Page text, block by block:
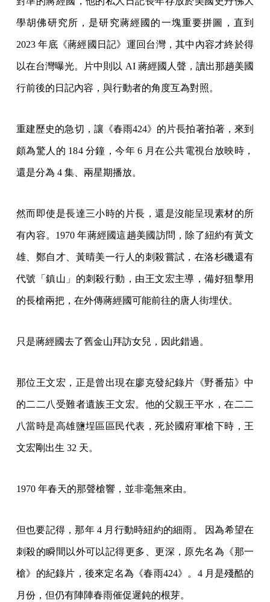
學胡佛研究所，是研究蔣經國的一塊重要拼圖，直到
2023 年底《蔣經國日記》運回台灣，其中內容才終於得
以在台灣曝光。片中則以 AI 蔣經國人聲，讀出那趟美國
行前後的日記內容，與行動者的角度互為對照。
重建歷史的急切，讓《春雨424》的片長拍著拍著，來到
頗為驚人的 184 分鐘，今年 6 月在公共電視台放映時，
還是分為 4 集、兩星期播放。
然而即使是長達三小時的片長，還是沒能呈現素材的所
有內容。1970 年蔣經國這趟美國訪問，除了紐約有黃文
雄、鄭自才、黃晴美一行人的刺殺嘗試，在洛杉磯還有
代號「鎮山」的刺殺行動，由王文宏主導，備好狙擊用
的長槍兩把，在外傳蔣經國可能前往的唐人街埋伏。
只是蔣經國去了舊金山拜訪女兒，因此錯過。
那位王文宏，正是曾出現在廖克發紀錄片《野番茄》中
的二二八受難者遺族王文宏。他的父親王平水，在二二
八當時是高雄鹽埕區區民代表，死於國府軍槍下時，王
文宏剛出生 32 天。
1970 年春天的那聲槍響，並非毫無來由。
但也要記得，那年 4 月行動時紐約的細雨。 因為希望在
刺殺的瞬間以外可以記得更多、更深，原先名為《那一
槍》的紀錄片，後來定名為《春雨424》。4 月是殘酷的
月份，但仍有陣陣春雨催促遲鈍的根芽。